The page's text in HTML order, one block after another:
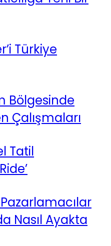
Türkiye
Bölgesinde
Çalışmaları
Tatil
Nasıl Ayakta